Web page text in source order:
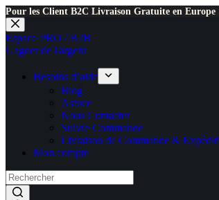
Pour les Client B2C Livraison Gratuite en Europe
Passer
au
contenu
Espace PRO / B2B
Gagner de l'argent
Besoins d’aide
Blog
Astuce
Nous Contacter
Suivre Commande
Livraison de Commande &
Mon compte